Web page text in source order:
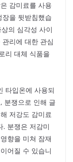
감미료를 사용
을 뒷받침했습
의 심각성 사이
리에 대한 관심
리 대체 식품을
타입온에 사용되
분쟁으로 인해 글
저강도 감미료
. 분쟁은 저감미
향을 미쳐 잠재
어질 수 있습니